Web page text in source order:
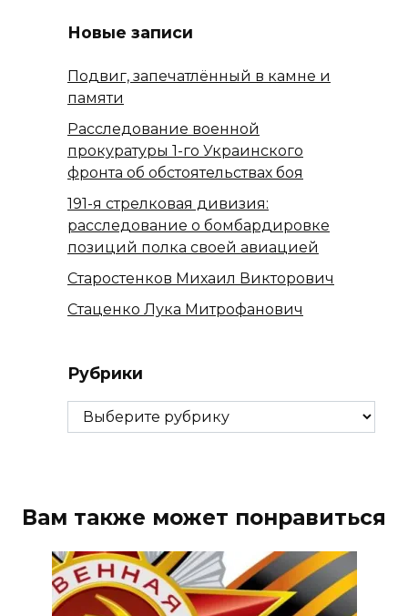
Новые записи
Подвиг, запечатлённый в камне и
памяти
Расследование военной
прокуратуры 1-го Украинского
фронта об обстоятельствах боя
191-я стрелковая дивизия:
расследование о бомбардировке
позиций полка своей авиацией
Старостенков Михаил Викторович
Стаценко Лука Митрофанович
Рубрики
Рубрики
Вам также может понравиться